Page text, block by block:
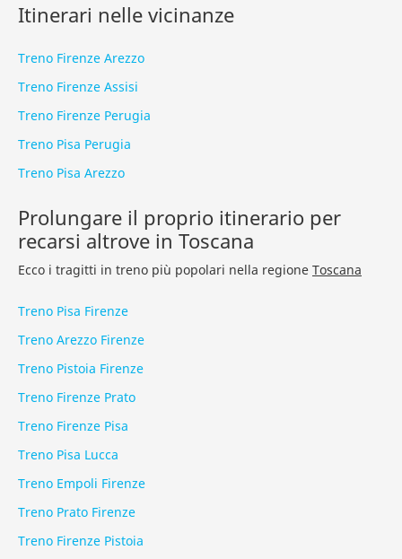
Itinerari nelle vicinanze
Treno Firenze Arezzo
Treno Firenze Assisi
Treno Firenze Perugia
Treno Pisa Perugia
Treno Pisa Arezzo
Prolungare il proprio itinerario per
recarsi altrove in Toscana
Ecco i tragitti in treno più popolari nella regione Toscana
Treno Pisa Firenze
Treno Arezzo Firenze
Treno Pistoia Firenze
Treno Firenze Prato
Treno Firenze Pisa
Treno Pisa Lucca
Treno Empoli Firenze
Treno Prato Firenze
Treno Firenze Pistoia